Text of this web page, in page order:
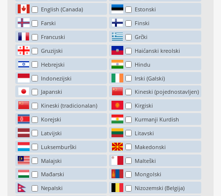
English (Canada)
Estonski
Farski
Finski
Francuski
Grčki
Gruzijski
Haićanski kreolski
Hebrejski
Hindu
Indonezijski
Irski (Galski)
Japanski
Kineski (pojednostavljen)
Kineski (tradicionalan)
Kirgiski
Korejski
Kurmanji Kurdish
Latvijski
Litavski
Luksemburški
Makedonski
Malajski
Malteški
Mađarski
Mongolski
Nepalski
Nizozemski (Belgija)